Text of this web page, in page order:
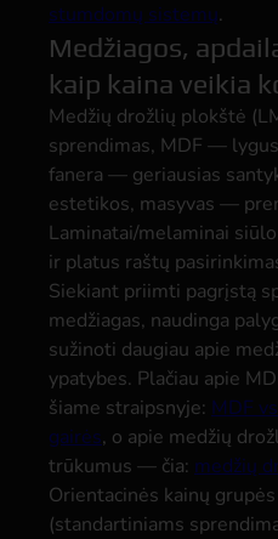
stumdomų sistemų.
Medžiagos,
kaip kaina veikia
Medžių drožlių plokštė
sprendimas, MDF —
fanera — geriausias
estetikos, masyvas —
Laminatai/melaminai
ir platus raštų
Siekiant priimti pagrįstą
medžiagas, naudinga
sužinoti daugiau apie
ypatybes. Plačiau apie
šiame straipsnyje: MDF
gairės, o apie medžių
trūkumus — čia: medžių
Orientacinės kainų
(standartiniams